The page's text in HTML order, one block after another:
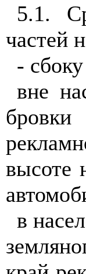
5.1.
частей
-
вне
высоте
в